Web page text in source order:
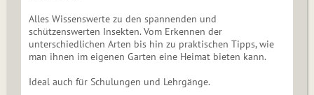
Alles Wissenswerte zu den spannenden und
schützenswerten Insekten. Vom Erkennen der
unterschiedlichen Arten bis hin zu praktischen Tipps, wie
man ihnen im eigenen Garten eine Heimat bieten kann.
Ideal auch für Schulungen und Lehrgänge.